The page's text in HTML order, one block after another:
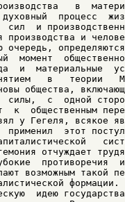
в
процесс
сил  и
производства и
очередь,
момент
и  материальные
в   теории
общества,
силы,  с  одной
к  общественным
у Гегеля, всякое
применил  этот
отчуждает
противоречия
возможным такой
формации.
идею